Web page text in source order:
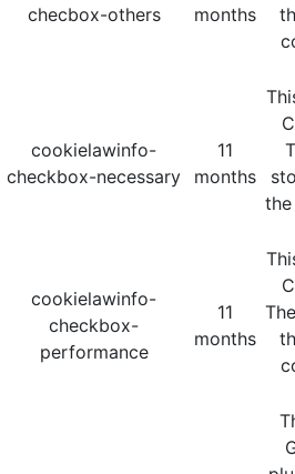
checbox-others
months
cookielawinfo-
checkbox-necessary
11
months
cookielawinfo-
checkbox-
performance
11
months